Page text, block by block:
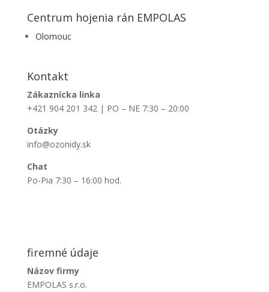
Centrum hojenia rán EMPOLAS
Olomouc
Kontakt
Zákaznícka linka
+421 904 201 342 | PO – NE 7:30 – 20:00
Otázky
info@ozonidy.sk
Chat
Po-Pia 7:30 – 16:00 hod.
firemné údaje
Názov firmy
EMPOLAS s.r.o.